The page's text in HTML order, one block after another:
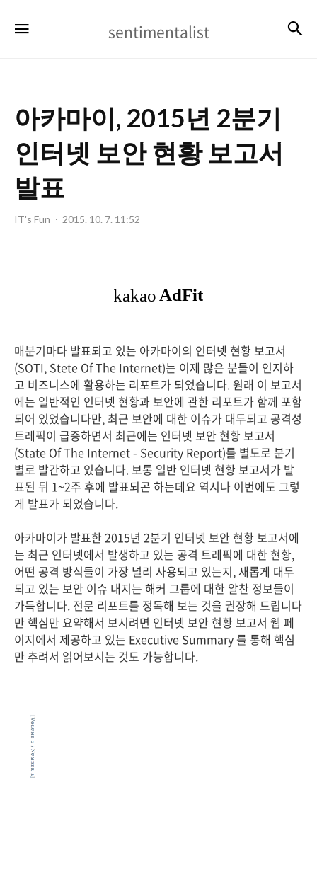
sentimentalist
아카마이, 2015년 2분기
인터넷 보안 현황 보고서
발표
IT's Fun 2015. 10. 7. 11:52
매분기마다 발표되고 있는 아카마이의 인터넷 현황 보고서
(SOTI, Stete Of The Internet)는 이제 많은 분들이 인지하
고 비즈니스에 활용하는 리포트가 되었습니다. 원래 이 보고서
에는 일반적인 인터넷 현황과 보안에 관한 리포트가 함께 포함
되어 있었습니다만, 최근 보안에 대한 이슈가 대두되고 공격성
트레픽이 급증하면서 최근에는 인터넷 보안 현황 보고서
(State Of The Internet - Security Report)를 별도로 분기
별로 발간하고 있습니다. 보통 일반 인터넷 현황 보고서가 발
표된 뒤 1~2주 후에 발표되곤 하는데요 역시나 이번에도 그렇
게 발표가 되었습니다.
아카마이가 발표한 2015년 2분기 인터넷 보안 현황 보고서에
는 최근 인터넷에서 발생하고 있는 공격 트레픽에 대한 현황,
어떤 공격 방식들이 가장 널리 사용되고 있는지, 새롭게 대두
되고 있는 보안 이슈 내지는 해커 그룹에 대한 알찬 정보들이
가득합니다. 전문 리포트를 정독해 보는 것을 권장해 드립니다
만 핵심만 요약해서 보시려면 인터넷 보안 현황 보고서 웹 페
이지에서 제공하고 있는 Executive Summary 를 통해 핵심
만 추려서 읽어보시는 것도 가능합니다.